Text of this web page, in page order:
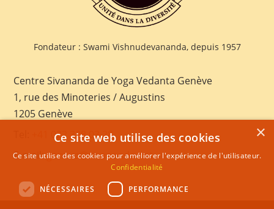
Fondateur : Swami Vishnudevananda, depuis 1957
Centre Sivananda de Yoga Vedanta Genève
1, rue des Minoteries / Augustins
1205 Genève
+41 022 328 03 28
E-mail:geneva@sivananda.net
×
Ce site web utilise des cookies
Ce site utilise des cookies pour améliorer l'expérience de l'utilisateur.
Confidentialité
NÉCESSAIRES PERFORMANCE